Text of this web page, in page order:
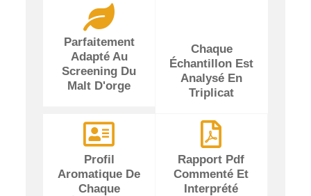
Parfaitement
Adapté Au
Screening Du
Malt D'orge
Chaque
Échantillon Est
Analysé En
Triplicat
Profil
Aromatique De
Chaque
Rapport Pdf
Commenté Et
Interprété